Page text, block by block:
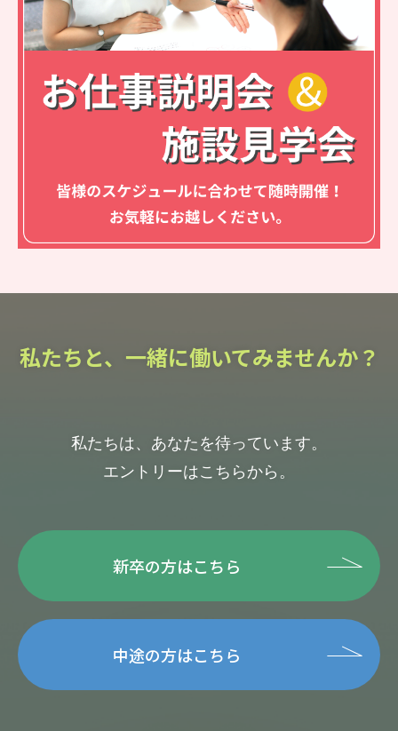
私たちと、一緒に働いてみませんか？
私たちは、あなたを待っています。
エントリーはこちらから。
新卒の方はこちら
中途の方はこちら